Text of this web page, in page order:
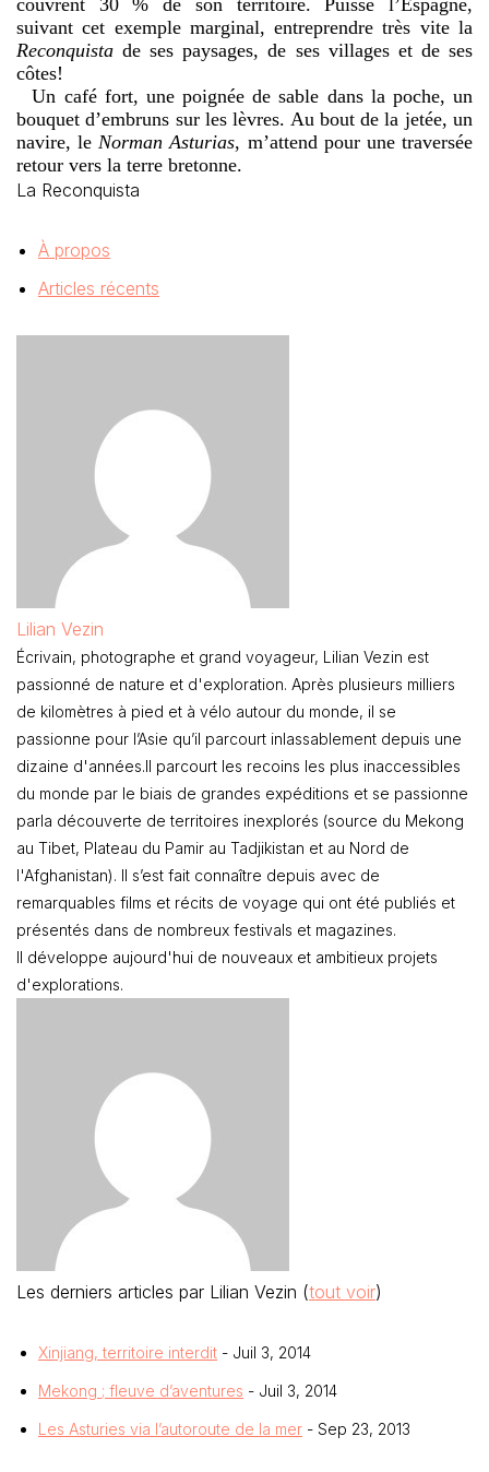
suivant cet exemple marginal, entreprendre très vite la
Reconquistade ses paysages, de ses villages et de ses
côtes!
Un café fort, une poignée de sable dans la poche, un
bouquet d’embruns sur les lèvres. Au bout de la jetée, un
navire, le Norman Asturias, m’attend pour une traversée
retour vers la terre bretonne.
La Reconquista
À propos
Articles récents
Lilian Vezin
Écrivain, photographe et grand voyageur, Lilian Vezin est
passionné de nature et d'exploration. Après plusieurs milliers
de kilomètres à pied et à vélo autour du monde, il se
passionne pour l’Asie qu’il parcourt inlassablement depuis une
dizaine d'années.Il parcourt les recoins les plus inaccessibles
du monde par le biais de grandes expéditions et se passionne
parla découverte de territoires inexplorés (source du Mekong
au Tibet, Plateau du Pamir au Tadjikistan et au Nord de
l'Afghanistan). Il s’est fait connaître depuis avec de
remarquables films et récits de voyage qui ont été publiés et
présentés dans de nombreux festivals et magazines.
Il développe aujourd'hui de nouveaux et ambitieux projets
d'explorations.
Les derniers articles par Lilian Vezin (tout voir)
Xinjiang, territoire interdit - Juil 3, 2014
Mekong ; fleuve d’aventures - Juil 3, 2014
Les Asturies via l’autoroute de la mer - Sep 23, 2013